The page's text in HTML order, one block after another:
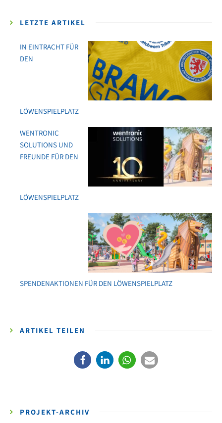
LETZTE ARTIKEL
IN EINTRACHT FÜR
DEN
LÖWENSPIELPLATZ
WENTRONIC
SOLUTIONS UND
FREUNDE FÜR DEN
LÖWENSPIELPLATZ
SPENDENAKTIONEN FÜR DEN LÖWENSPIELPLATZ
ARTIKEL TEILEN
PROJEKT-ARCHIV